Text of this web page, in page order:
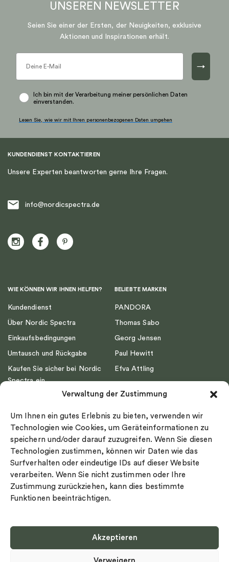
Verwaltung der Zustimmung
Um Ihnen ein gutes Erlebnis zu bieten, verwenden wir
Technologien wie Cookies, um Geräteinformationen zu
speichern und/oder darauf zuzugreifen. Wenn Sie diesen
Technologien zustimmen, können wir Daten wie das
Surfverhalten oder eindeutige IDs auf dieser Website
verarbeiten. Wenn Sie nicht zustimmen oder Ihre
Zustimmung zurückziehen, kann dies bestimmte
Funktionen beeinträchtigen.
Akzeptieren
Verweigern
UNSEREN NEWSLETTER
Seien Sie einer der Ersten, der Neuigkeiten, exklusive
Aktionen und Inspirationen erhält.
→
Ich bin mit der Verarbeitung meiner persönlichen Daten
einverstanden.
Lesen Sie, wie wir mit Ihren personenbezogenen Daten umgehen
KUNDENDIENST KONTAKTIEREN
Unsere Experten beantworten gerne Ihre Fragen.
info@nordicspectra.de
WIE KÖNNEN WIR IHNEN HELFEN?
Kundendienst
Über Nordic Spectra
Einkaufsbedingungen
Umtausch und Rückgabe
Kaufen Sie sicher bei Nordic
Spectra ein
Impressum
Ringgröße
Widerrufsrecht
Cookie-policy
Sekretesspolicy
BELIEBTE MARKEN
PANDORA
Thomas Sabo
Georg Jensen
Paul Hewitt
Efva Attling
Drakenberg Sjölin
Nordic Spectra
Select country